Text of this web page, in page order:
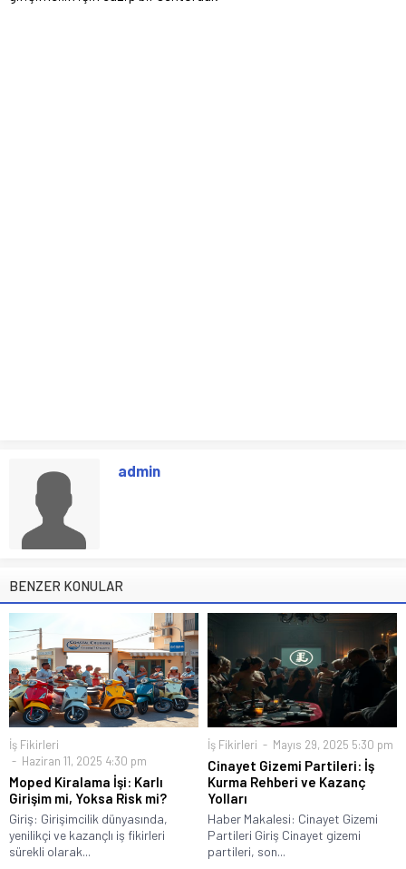
admin
BENZER KONULAR
İş Fikirleri
Haziran 11, 2025 4:30 pm
Moped Kiralama İşi: Karlı
Girişim mi, Yoksa Risk mi?
Giriş: Girişimcilik dünyasında,
yenilikçi ve kazançlı iş fikirleri
sürekli olarak...
İş Fikirleri Mayıs 29, 2025 5:30 pm
Cinayet Gizemi Partileri: İş
Kurma Rehberi ve Kazanç
Yolları
Haber Makalesi: Cinayet Gizemi
Partileri Giriş Cinayet gizemi
partileri, son...